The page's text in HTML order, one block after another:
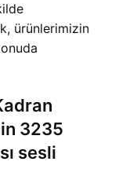
ürünlerimizin
3235
sesli